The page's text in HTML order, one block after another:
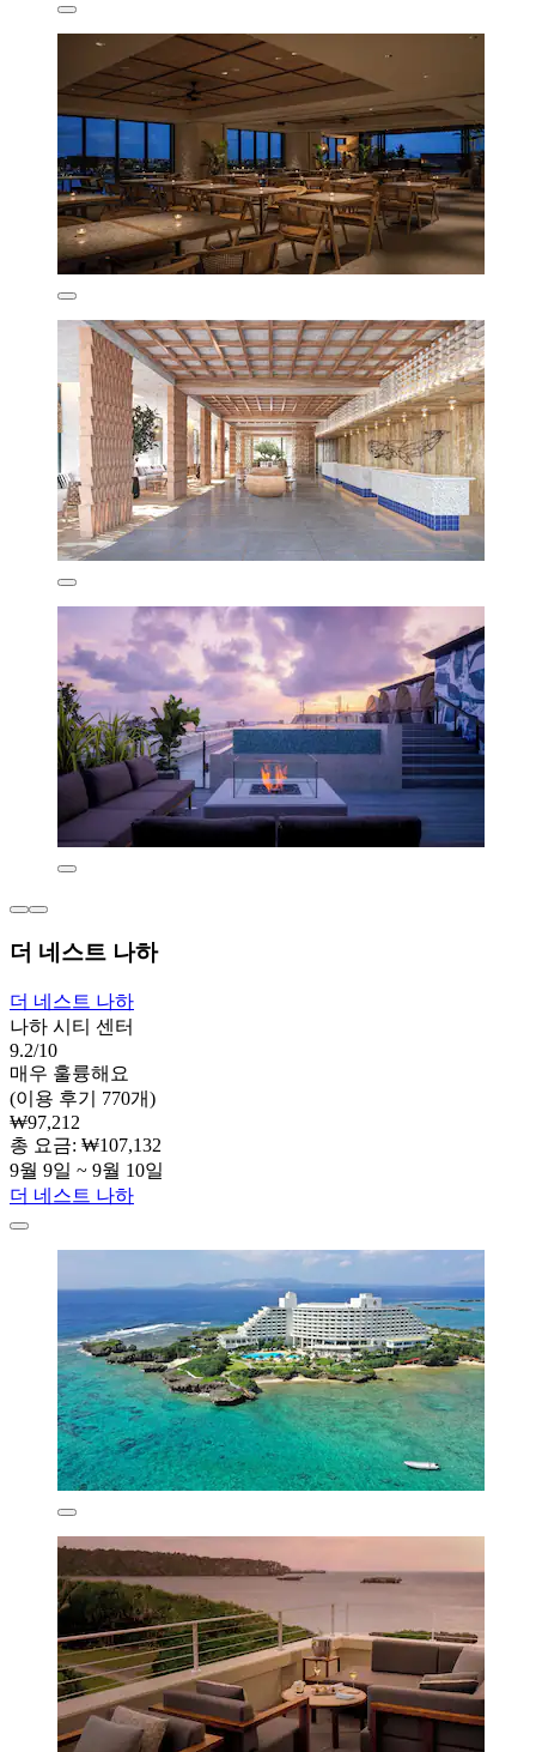
더 네스트 나하
더 네스트 나하
나하 시티 센터
9.2/10
매우 훌륭해요
(이용 후기 770개)
₩97,212
총 요금: ₩107,132
9월 9일 ~ 9월 10일
더 네스트 나하